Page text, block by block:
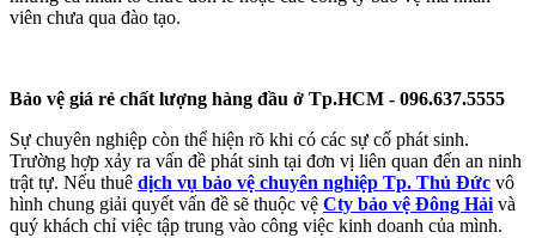
viên chưa qua đào tạo.
Bảo vệ giá rẻ chất lượng hàng đầu ở Tp.HCM - 096.637.5555
Sự chuyên nghiệp còn thể hiện rõ khi có các sự cố phát sinh.
Trường hợp xảy ra vấn đề phát sinh tại đơn vị liên quan đến an ninh
trật tự. Nếu thuê dịch vụ bảo vệ chuyên nghiệp Tp. Thủ Đức vô
hình chung giải quyết vấn đề sẽ thuộc vệ Cty bảo vệ Đông Hảivà
quý khách chỉ việc tập trung vào công việc kinh doanh của mình.